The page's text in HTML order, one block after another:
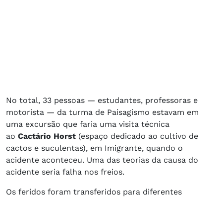
No total, 33 pessoas — estudantes, professoras e
motorista — da turma de Paisagismo estavam em
uma excursão que faria uma visita técnica
ao Cactário Horst (espaço dedicado ao cultivo de
cactos e suculentas), em Imigrante, quando o
acidente aconteceu. Uma das teorias da causa do
acidente seria falha nos freios.
Os feridos foram transferidos para diferentes